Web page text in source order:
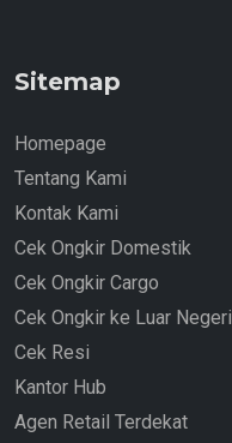
Sitemap
Homepage
Tentang Kami
Kontak Kami
Cek Ongkir Domestik
Cek Ongkir Cargo
Cek Ongkir ke Luar Negeri
Cek Resi
Kantor Hub
Agen Retail Terdekat